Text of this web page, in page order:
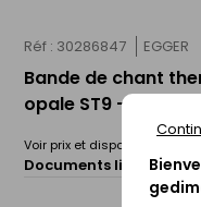
Réf : 30286847 EGGER
Bande de chant
opale ST9 -
Voir prix et disponibilité en
Documents liés : Fiche